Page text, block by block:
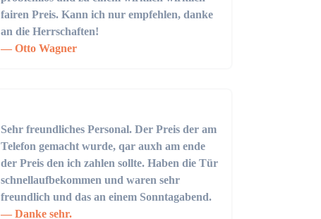
fairen Preis. Kann ich nur empfehlen, danke
an die Herrschaften!
Otto Wagner
Sehr freundliches Personal. Der Preis der am
Telefon gemacht wurde, qar auxh am ende
der Preis den ich zahlen sollte. Haben die Tür
schnellaufbekommen und waren sehr
freundlich und das an einem Sonntagabend.
Danke sehr.